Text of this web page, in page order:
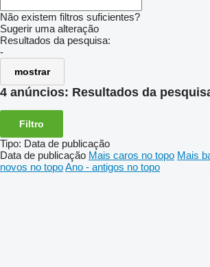
Não existem filtros suficientes?
Sugerir uma alteração
Resultados da pesquisa:
-
mostrar
4 anúncios: Resultados da
Filtro
Tipo: Data de publicação
Data de publicação Mais caros no topo Mais
novos no topoAno - antigos no topo